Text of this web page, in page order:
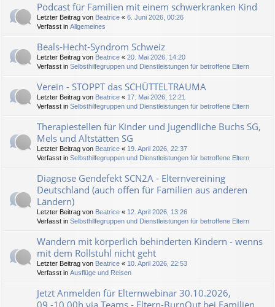
Podcast für Familien mit einem schwerkranken Kind
Letzter Beitrag von Beatrice « 6. Juni 2026, 00:26
Verfasst in Allgemeines
Beals-Hecht-Syndrom Schweiz
Letzter Beitrag von Beatrice « 20. Mai 2026, 14:20
Verfasst in Selbsthilfegruppen und Dienstleistungen für betroffene Eltern
Verein - STOPPT das SCHÜTTELTRAUMA
Letzter Beitrag von Beatrice « 17. Mai 2026, 12:21
Verfasst in Selbsthilfegruppen und Dienstleistungen für betroffene Eltern
Therapiestellen für Kinder und Jugendliche Buchs SG,
Mels und Altstätten SG
Letzter Beitrag von Beatrice « 19. April 2026, 22:37
Verfasst in Selbsthilfegruppen und Dienstleistungen für betroffene Eltern
Diagnose Gendefekt SCN2A - Elternvereining
Deutschland (auch offen für Familien aus anderen
Ländern)
Letzter Beitrag von Beatrice « 12. April 2026, 13:26
Verfasst in Selbsthilfegruppen und Dienstleistungen für betroffene Eltern
Wandern mit körperlich behinderten Kindern - wenns
mit dem Rollstuhl nicht geht
Letzter Beitrag von Beatrice « 10. April 2026, 22:53
Verfasst in Ausflüge und Reisen
Jetzt Anmelden für Elternwebinar 30.10.2026,